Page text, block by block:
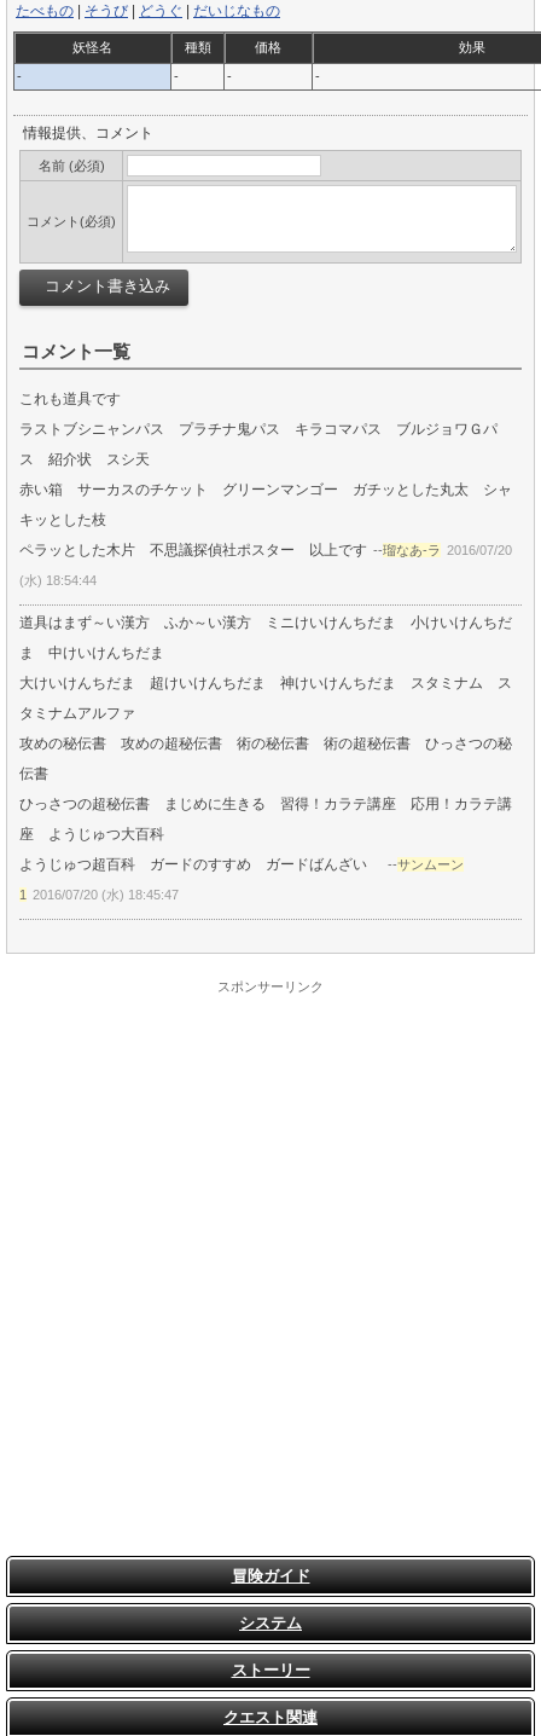
たべもの そうび どうぐ だいじなもの
妖怪名 種類 価格
効果
-
- - -
情報提供、コメント
名前 (必須)
コメント(必須)
コメント一覧
これも道具です
ラストブシニャンパス プラチナ鬼パス キラコマパス ブルジョワＧパ
ス 紹介状 スシ天
赤い箱 サーカスのチケット グリーンマンゴー ガチッとした丸太 シャ
キッとした枝
ペラッとした木片 不思議探偵社ポスター 以上です --瑠なあ-ラ 2016/07/20
(水) 18:54:44
道具はまず～い漢方 ふか～い漢方 ミニけいけんちだま 小けいけんちだ
ま 中けいけんちだま
大けいけんちだま 超けいけんちだま 神けいけんちだま スタミナム ス
タミナムアルファ
攻めの秘伝書 攻めの超秘伝書 術の秘伝書 術の超秘伝書 ひっさつの秘
伝書
ひっさつの超秘伝書 まじめに生きる 習得！カラテ講座 応用！カラテ講
座 ようじゅつ大百科
ようじゅつ超百科 ガードのすすめ ガードばんざい
--サンムーン
1 2016/07/20 (水) 18:45:47
スポンサーリンク
冒険ガイド
システム
ストーリー
クエスト関連